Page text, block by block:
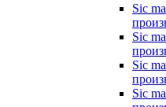
Sic
Sic
Sic
Sic